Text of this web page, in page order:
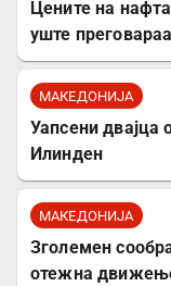
Цените на
уште
МАКЕДОНИЈА
Уапсени двајца
Илинден
МАКЕДОНИЈА
Зголемен
отежна